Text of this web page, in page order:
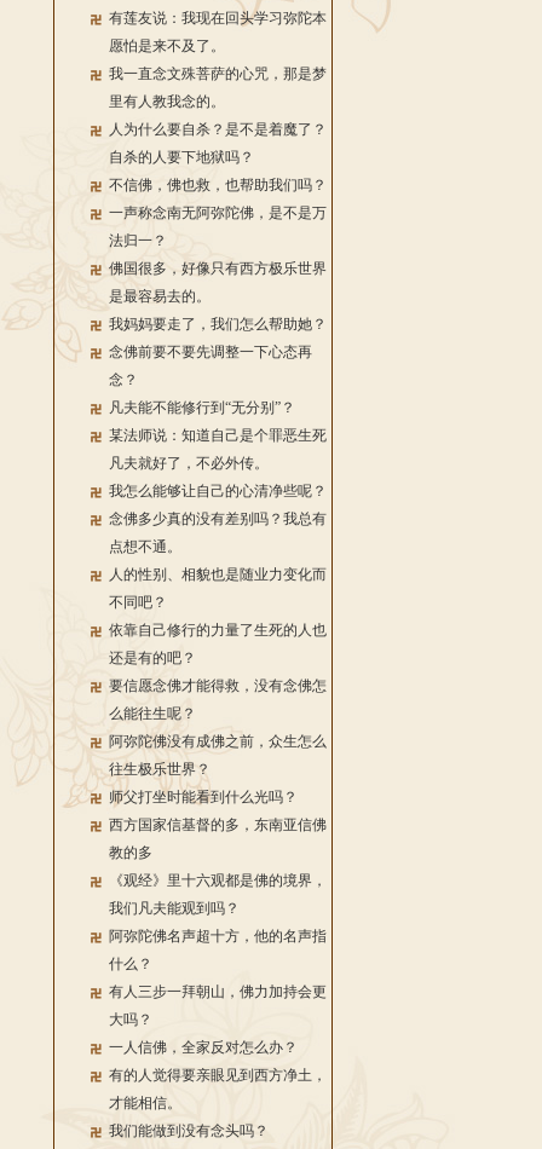
有莲友说：我现在回头学习弥陀本
愿怕是来不及了。
我一直念文殊菩萨的心咒，那是梦
里有人教我念的。
人为什么要自杀？是不是着魔了？
自杀的人要下地狱吗？
不信佛，佛也救，也帮助我们吗？
一声称念南无阿弥陀佛，是不是万
法归一？
佛国很多，好像只有西方极乐世界
是最容易去的。
我妈妈要走了，我们怎么帮助她？
念佛前要不要先调整一下心态再
念？
凡夫能不能修行到“无分别”？
某法师说：知道自己是个罪恶生死
凡夫就好了，不必外传。
我怎么能够让自己的心清净些呢？
念佛多少真的没有差别吗？我总有
点想不通。
人的性别、相貌也是随业力变化而
不同吧？
依靠自己修行的力量了生死的人也
还是有的吧？
要信愿念佛才能得救，没有念佛怎
么能往生呢？
阿弥陀佛没有成佛之前，众生怎么
往生极乐世界？
师父打坐时能看到什么光吗？
西方国家信基督的多，东南亚信佛
教的多
《观经》里十六观都是佛的境界，
我们凡夫能观到吗？
阿弥陀佛名声超十方，他的名声指
什么？
有人三步一拜朝山，佛力加持会更
大吗？
一人信佛，全家反对怎么办？
有的人觉得要亲眼见到西方净土，
才能相信。
我们能做到没有念头吗？